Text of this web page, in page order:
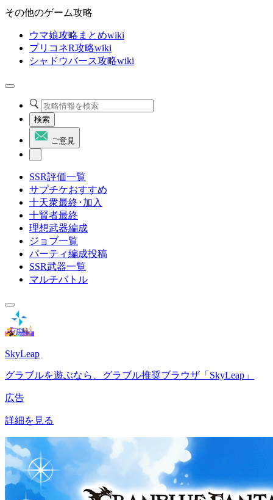
その他のゲーム攻略
ウマ娘攻略まとめwiki
プリコネR攻略wiki
シャドウバース攻略wiki
検索
ご意見
SSR評価一覧
サプチケおすすめ
十天衆最終･加入
十賢者最終
理想武器編成
ジョブ一覧
パーティ編成投稿
SSR武器一覧
マルチバトル
SkyLeap
グラブルを遊ぶなら、グラブル推奨ブラウザ「SkyLeap」
広告
詳細を見る